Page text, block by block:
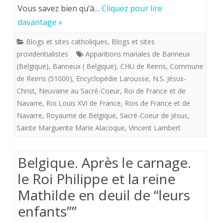
de
Vincent
Lambert
par
roi
-
Vous savez bien qu’à… Cliquez pour lire
davantage »
Blogs et sites catholiques, Blogs et sites
providentialistes
Apparitions mariales de Banneux
(Belgique), Banneux ( Belgique), CHU de Reims, Commune
de Reims (51000), Encyclopédie Larousse, N.S. Jésus-
Christ, Neuvaine au Sacré-Coeur, Roi de France et de
Navarre, Roi Louis XVI de France, Rois de France et de
Navarre, Royaume de Belgique, Sacré-Coeur de Jésus,
Sainte Marguerite Marie Alacoque, Vincent Lambert
Belgique. Après le carnage.
le Roi Philippe et la reine
Mathilde en deuil de “leurs
enfants””